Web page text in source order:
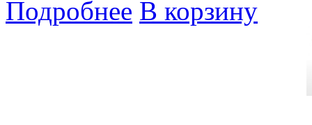
Подробнее В корзину